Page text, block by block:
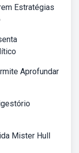
Estratégias
Aprofundar
Mister Hull